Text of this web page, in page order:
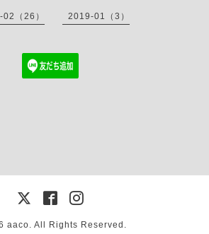
（26） 2019-01（3）
aaco. All Rights Reserved.